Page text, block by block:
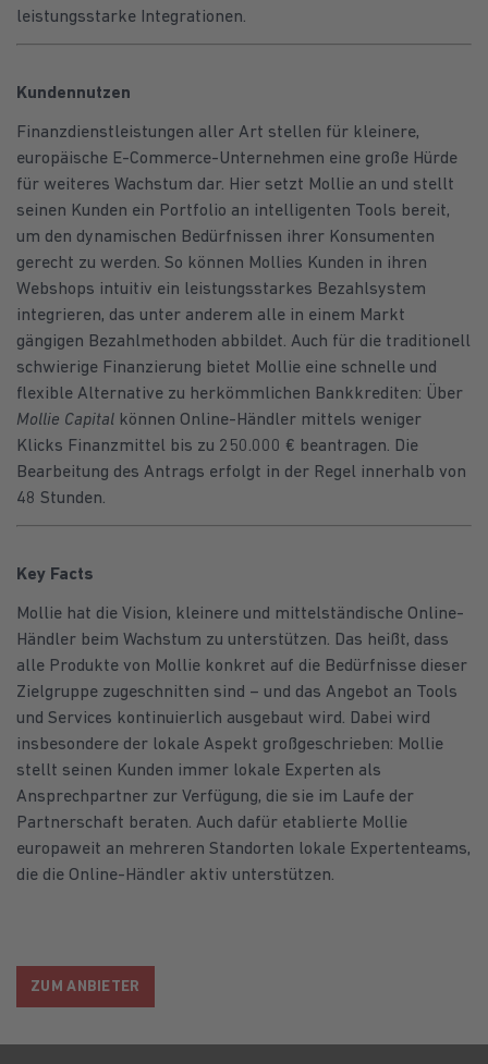
leistungsstarke Integrationen.
Kundennutzen
Finanzdienstleistungen aller Art stellen für kleinere,
europäische E-Commerce-Unternehmen eine große Hürde
für weiteres Wachstum dar. Hier setzt Mollie an und stellt
seinen Kunden ein Portfolio an intelligenten Tools bereit,
um den dynamischen Bedürfnissen ihrer Konsumenten
gerecht zu werden. So können Mollies Kunden in ihren
Webshops intuitiv ein leistungsstarkes Bezahlsystem
integrieren, das unter anderem alle in einem Markt
gängigen Bezahlmethoden abbildet. Auch für die traditionell
schwierige Finanzierung bietet Mollie eine schnelle und
flexible Alternative zu herkömmlichen Bankkrediten: Über
Mollie Capital können Online-Händler mittels weniger
Klicks Finanzmittel bis zu 250.000 € beantragen. Die
Bearbeitung des Antrags erfolgt in der Regel innerhalb von
48 Stunden.
Key Facts
Mollie hat die Vision, kleinere und mittelständische Online-
Händler beim Wachstum zu unterstützen. Das heißt, dass
alle Produkte von Mollie konkret auf die Bedürfnisse dieser
Zielgruppe zugeschnitten sind – und das Angebot an Tools
und Services kontinuierlich ausgebaut wird. Dabei wird
insbesondere der lokale Aspekt großgeschrieben: Mollie
stellt seinen Kunden immer lokale Experten als
Ansprechpartner zur Verfügung, die sie im Laufe der
Partnerschaft beraten. Auch dafür etablierte Mollie
europaweit an mehreren Standorten lokale Expertenteams,
die die Online-Händler aktiv unterstützen.
ZUM ANBIETER